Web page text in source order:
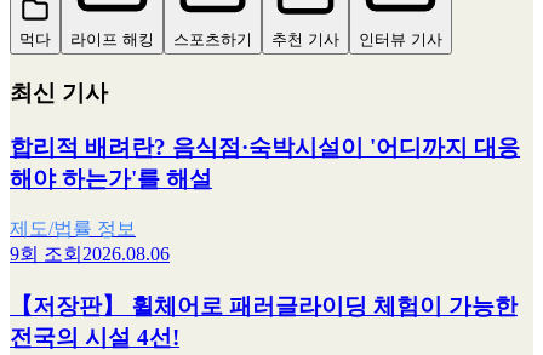
먹다 라이프 해킹 스포츠하기 추천 기사 인터뷰 기사
최신 기사
합리적 배려란? 음식점·숙박시설이 '어디까지 대응
해야 하는가'를 해설
제도/법률 정보
9회 조회 2026.08.06
【저장판】 휠체어로 패러글라이딩 체험이 가능한
전국의 시설 4선!